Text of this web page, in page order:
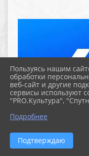
Пользуясь нашим
обработки
веб-сайт и другие
сервисы используют
"PRO.Культура",
Подробнее
Подтверждаю